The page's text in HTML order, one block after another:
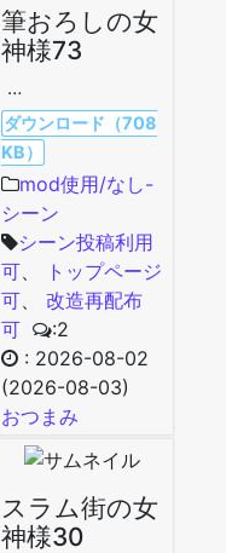
筆おろしの女
神様73
…
ダウンロード（708
KB）
mod使用/なし-
シーン
シーン投稿利用
可、
トップページ
可、 改造再配布
可
:2
: 2026-08-02
(2026-08-03)
おつまみ
スラム街の女
神様30